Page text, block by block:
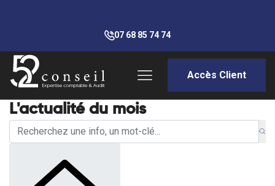
07 68 85 74 74
Accès Client
L'actualité du mois